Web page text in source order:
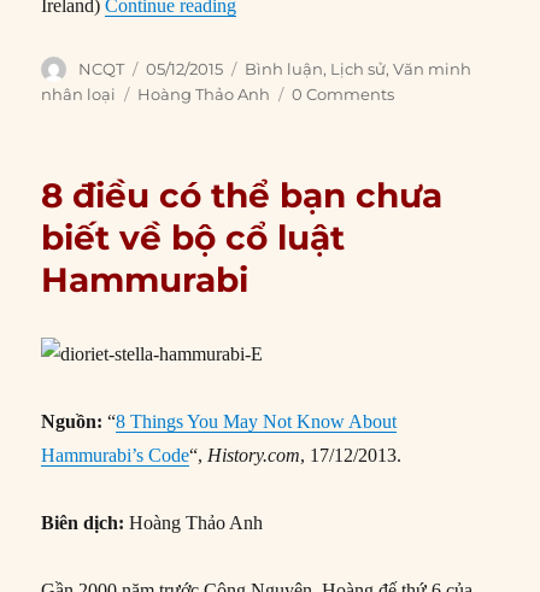
Ireland)Continue reading“9 điều luật cổ đi trước thời đại”
Author
NCQT
Posted
on
05/12/2015 Categories
Bình luận, Lịch sử,Văn minh
nhân loại
Tags
Hoàng Thảo Anh 0 Comments
8 điều có thể bạn chưa
biết về bộ cổ luật
Hammurabi
Nguồn: “8 Things You May Not Know About
Hammurabi’s Code“, History.com, 17/12/2013.
Biên dịch: Hoàng Thảo Anh